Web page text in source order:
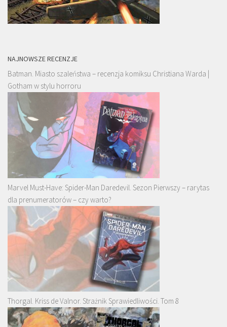
NAJNOWSZE RECENZJE
Batman. Miasto szaleństwa – recenzja komiksu Christiana Warda |
Gotham w stylu horroru
Marvel Must-Have: Spider-Man Daredevil. Sezon Pierwszy – rarytas
dla prenumeratorów – czy warto?
Thorgal. Kriss de Valnor. Strażnik Sprawiedliwości. Tom 8